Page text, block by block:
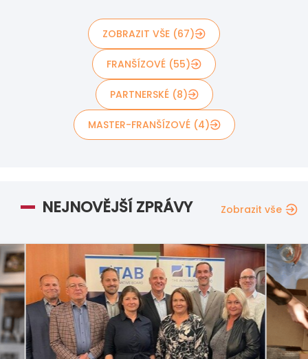
ZOBRAZIT VŠE (67)
FRANŠÍZOVÉ (55)
PARTNERSKÉ (8)
MASTER-FRANŠÍZOVÉ (4)
NEJNOVĚJŠÍ ZPRÁVY Zobrazit vše